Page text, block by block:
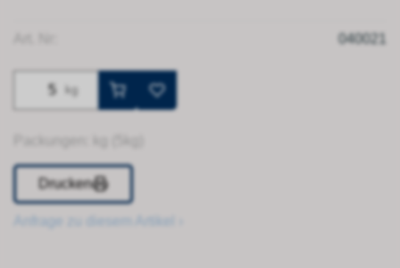
040021
kg
Drucken
Anfrage zu diesem Artikel ›